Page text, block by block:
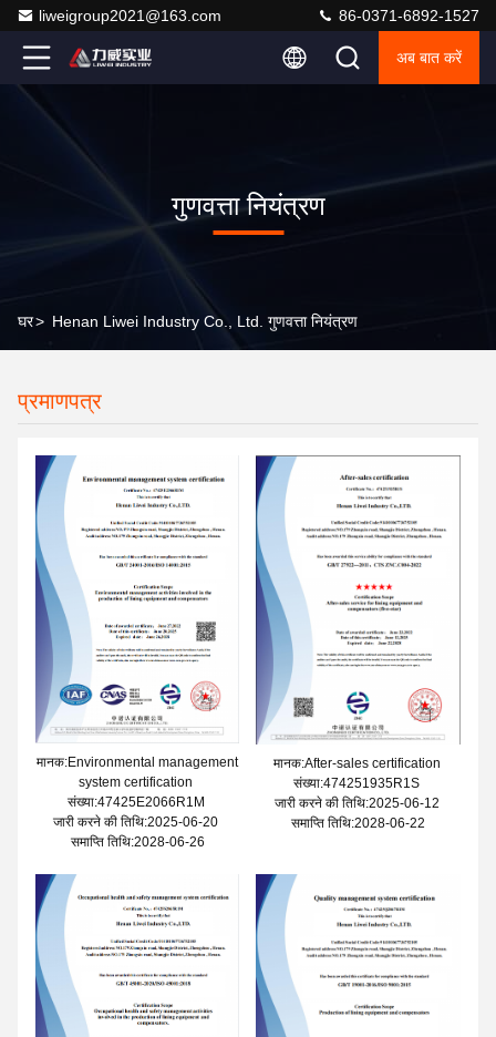
liweigroup2021@163.com 86-0371-6892-1527
अब बात करें
गुणवत्ता नियंत्रण
घर> Henan Liwei Industry Co., Ltd. गुणवत्ता नियंत्रण
प्रमाणपत्र
मानक:Environmental management
system certification
संख्या:47425E2066R1M
जारी करने की तिथि:2025-06-20
समाप्ति तिथि:2028-06-26
मानक:After-sales certification
संख्या:474251935R1S
जारी करने की तिथि:2025-06-12
समाप्ति तिथि:2028-06-22